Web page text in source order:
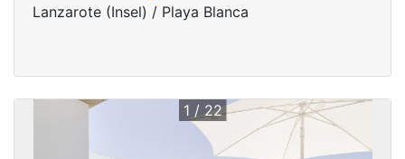
Lanzarote (Insel) / Playa Blanca
1 / 22